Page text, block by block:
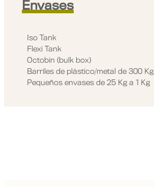
Envases
Iso Tank
Flexi Tank
Octobin (bulk box)
Barriles de plástico/metal de 300 Kg
Pequeños envases de 25 Kg a 1 Kg